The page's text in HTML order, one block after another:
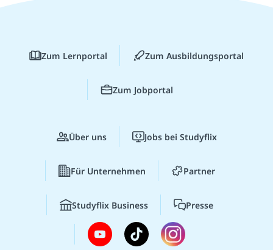
Zum Lernportal Zum Ausbildungsportal
Zum Jobportal
Über uns Jobs bei Studyflix
Für Unternehmen Partner
Studyflix Business Presse